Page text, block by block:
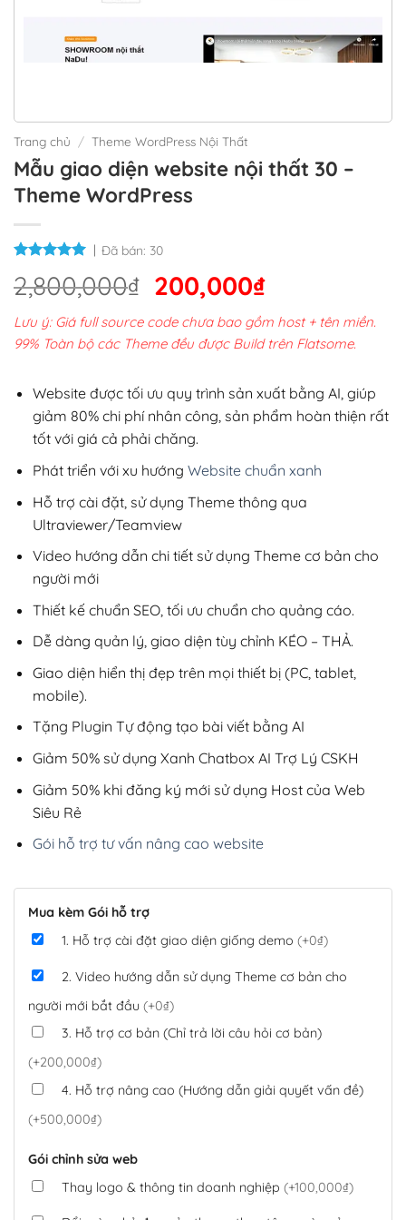
Trang chủ / Theme WordPress Nội Thất
Mẫu giao diện website nội thất 30 –
Theme WordPress
Đã bán: 30
2,800,000₫ Giá
gốc
là:
2,800,000₫.
200,000₫Giá
hiện
tại
200,000₫.
Lưu ý: Giá full source code chưa bao gồm host + tên miền.
99% Toàn bộ các Theme đều được Build trên Flatsome.
Website được tối ưu quy trình sản xuất bằng AI, giúp
giảm 80% chi phí nhân công, sản phẩm hoàn thiện rất
tốt với giá cả phải chăng.
Phát triển với xu hướng Website chuẩn xanh
Hỗ trợ cài đặt, sử dụng Theme thông qua
Ultraviewer/Teamview
Video hướng dẫn chi tiết sử dụng Theme cơ bản cho
người mới
Thiết kế chuẩn SEO, tối ưu chuẩn cho quảng cáo.
Dễ dàng quản lý, giao diện tùy chỉnh KÉO – THẢ.
Giao diện hiển thị đẹp trên mọi thiết bị (PC, tablet,
mobile).
Tặng Plugin Tự động tạo bài viết bằng AI
Giảm 50% sử dụng Xanh Chatbox AI Trợ Lý CSKH
Giảm 50% khi đăng ký mới sử dụng Host của Web
Siêu Rẻ
Gói hỗ trợ tư vấn nâng cao website
Mua kèm Gói hỗ trợ
1. Hỗ trợ cài đặt giao diện giống demo (+0₫)
2. Video hướng dẫn sử dụng Theme cơ bản cho
người mới bắt đầu (+0₫)
3. Hỗ trợ cơ bản (Chỉ trả lời câu hỏi cơ bản)
(+200,000₫)
4. Hỗ trợ nâng cao (Hướng dẫn giải quyết vấn đề)
(+500,000₫)
Gói chỉnh sửa web
Thay logo & thông tin doanh nghiệp (+100,000₫)